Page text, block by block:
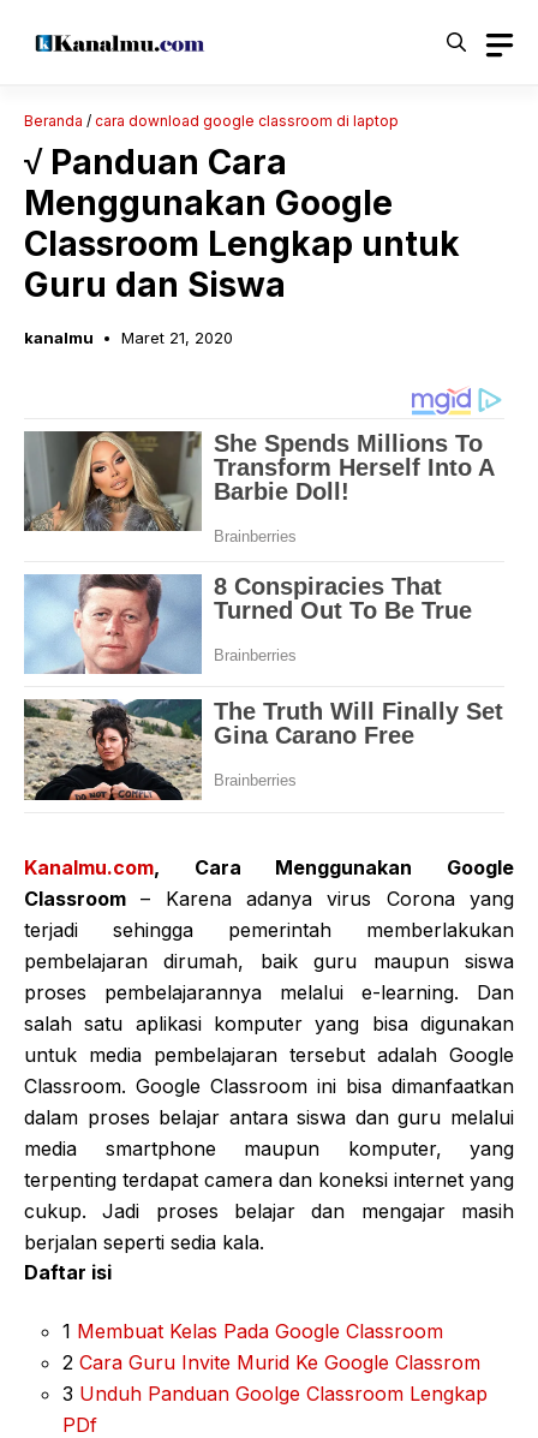
Beranda / cara download google classroom di laptop
√ Panduan Cara
Menggunakan Google
Classroom Lengkap untuk
Guru dan Siswa
kanalmu Maret 21, 2020
Kanalmu.com, Cara Menggunakan Google
Classroom – Karena adanya virus Corona yang
terjadi sehingga pemerintah memberlakukan
pembelajaran dirumah, baik guru maupun siswa
proses pembelajarannya melalui e-learning. Dan
salah satu aplikasi komputer yang bisa digunakan
untuk media pembelajaran tersebut adalah Google
Classroom. Google Classroom ini bisa dimanfaatkan
dalam proses belajar antara siswa dan guru melalui
media smartphone maupun komputer, yang
terpenting terdapat camera dan koneksi internet yang
cukup. Jadi proses belajar dan mengajar masih
berjalan seperti sedia kala.
Daftar isi
1 Membuat Kelas Pada Google Classroom
2 Cara Guru Invite Murid Ke Google Classrom
3 Unduh Panduan Goolge Classroom Lengkap
PDf